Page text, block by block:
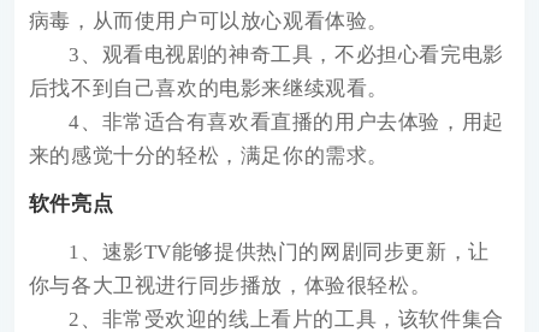
病毒，从而使用户可以放心观看体验。
3、观看电视剧的神奇工具，不必担心看完电影
后找不到自己喜欢的电影来继续观看。
4、非常适合有喜欢看直播的用户去体验，用起
来的感觉十分的轻松，满足你的需求。
软件亮点
1、速影TV能够提供热门的网剧同步更新，让
你与各大卫视进行同步播放，体验很轻松。
2、非常受欢迎的线上看片的工具，该软件集合